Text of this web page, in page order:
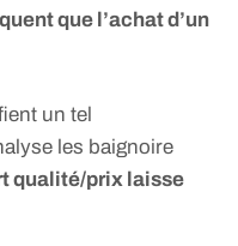
que l’achat d’un
un tel
les baignoire
qualité/prix laisse